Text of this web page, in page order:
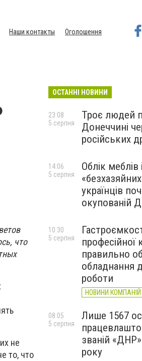
Наши контакты
Оголошення
что
не
то, что
ОСТАННІ НОВИНИ
Троє людей
Донеччині
російських
23:08
5 серпня
Облік меблів
українців
окупованій
14:06
5 серпня
професійної
правильно
обладнання
роботи
НОВИНИ КОМПАНІЙ
10:30
5 серпня
Лише 1567
званій
року
08:05
5 серпня